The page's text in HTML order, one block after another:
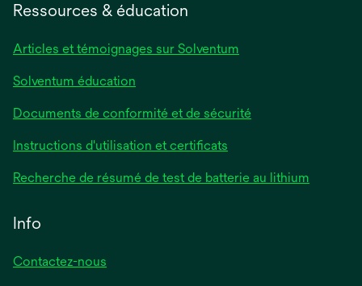
onglet
Ressources & éducation
Articles et témoignages sur Solventum
Solventum éducation
Documents de conformité et de sécurité
Instructions d'utilisation et certificats
un
Recherche de résumé de test de batterie au lithium
Info
Contactez-nous